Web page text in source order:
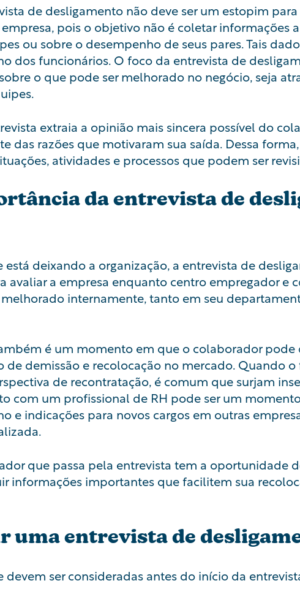
de desligamento não deve ser um estopim
pois o objetivo não é coletar informações
ou sobre o desempenho de seus pares. Tais
dos funcionários. O foco da entrevista de
o que pode ser melhorado no negócio, seja
extraia a opinião mais sincera possível do
das razões que motivaram sua saída. Dessa
atividades e processos que podem ser
da entrevista de
deixando a organização, a entrevista de
avaliar a empresa enquanto centro empregador e
internamente, tanto em seu
é um momento em que o colaborador
de demissão e recolocação no mercado. Quando
de recontratação, é comum que surjam
com um profissional de RH pode ser um
e indicações para novos cargos em outras
que passa pela entrevista tem a oportunidade
informações importantes que facilitem sua
uma entrevista de
devem ser consideradas antes do início da